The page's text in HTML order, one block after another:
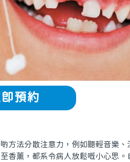
預約
法分散注意力，例如聽輕音樂、
香薰，都系令病人放鬆嘅小心思。